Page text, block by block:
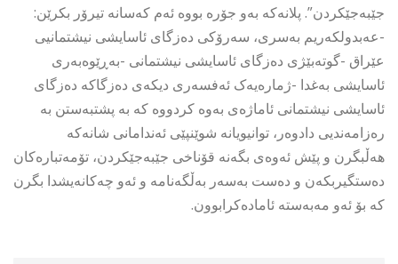
جێبەجێکردن”. پلانەکە بەو جۆرە بووە ئەم کەسانە تیرۆر بکرێن:
-عەبدولکەریم بەسری، سەرۆکی دەزگای ئاسایشی نیشتمانیی
عێراق -گوتەبێژی دەزگای ئاسایشی نیشتمانی -بەڕێوەبەری
ئاسایشی بەغدا -ژمارەیەک ئەفسەری دیکەی دەزگاکە دەزگای
ئاسایشی نیشتمانی ئاماژەی بەوە کردووە کە بە پشتبەستن بە
رەزامەندیی دادوەر، توانیویانە شوێنپێی ئەندامانی شانەکە
هەڵبگرن و پێش ئەوەی بگەنە قۆناخی جێبەجێکردن، تۆمەتبارەکان
دەستگیربکەن و دەست بەسەر بەڵگەنامە و ئەو چەکانەیشدا بگرن
کە بۆ ئەو مەبەستە ئامادەکرابوون.